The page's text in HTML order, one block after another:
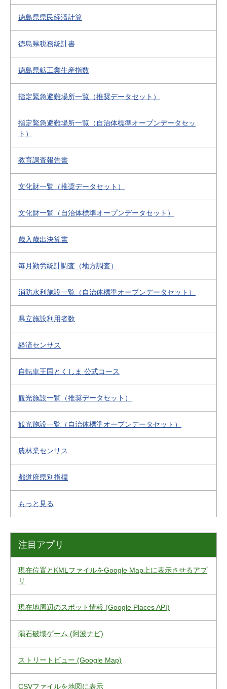
徳島県県民経済計算
徳島県税務統計書
徳島県鉱工業生産指数
指定緊急避難場所一覧（推奨データセット）
指定緊急避難場所一覧（自治体標準オープンデータセッ
ト）
教育調査報告書
文化財一覧（推奨データセット）
文化財一覧（自治体標準オープンデータセット）
歳入歳出決算書
毎月勤労統計調査（地方調査）
消防水利施設一覧（自治体標準オープンデータセット）
県立施設利用者数
経済センサス
自転車王国とくしま 公式コース
観光施設一覧（推奨データセット）
観光施設一覧（自治体標準オープンデータセット）
農林業センサス
都道府県別指標
もっと見る
注目アプリ
現在位置とKMLファイルをGoogle Map上に表示させるアプ
リ
現在地周辺のスポット情報 (Google Places API)
隕石破壊ゲーム (阿波ナビ)
ストリートビュー (Google Map)
CSVファイルを地図に表示